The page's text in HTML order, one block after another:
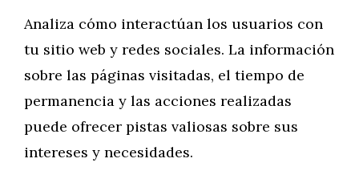
Analiza cómo interactúan los usuarios con
tu sitio web y redes sociales. La información
sobre las páginas visitadas, el tiempo de
permanencia y las acciones realizadas
puede ofrecer pistas valiosas sobre sus
intereses y necesidades.